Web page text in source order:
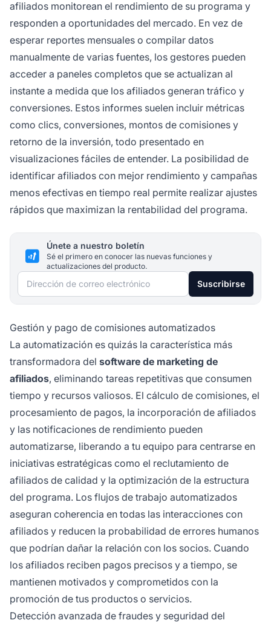
afiliados monitorean el rendimiento de su programa y
responden a oportunidades del mercado. En vez de
esperar reportes mensuales o compilar datos
manualmente de varias fuentes, los gestores pueden
acceder a paneles completos que se actualizan al
instante a medida que los afiliados generan tráfico y
conversiones. Estos informes suelen incluir métricas
como clics, conversiones, montos de comisiones y
retorno de la inversión, todo presentado en
visualizaciones fáciles de entender. La posibilidad de
identificar afiliados con mejor rendimiento y campañas
menos efectivas en tiempo real permite realizar ajustes
rápidos que maximizan la rentabilidad del programa.
Únete a nuestro boletín
Sé el primero en conocer las nuevas funciones y
actualizaciones del producto.
Dirección de correo electrónico Suscribirse
Gestión y pago de comisiones automatizados
La automatización es quizás la característica más
transformadora del software de marketing de
afiliados, eliminando tareas repetitivas que consumen
tiempo y recursos valiosos. El cálculo de comisiones, el
procesamiento de pagos, la incorporación de afiliados
y las notificaciones de rendimiento pueden
automatizarse, liberando a tu equipo para centrarse en
iniciativas estratégicas como el reclutamiento de
afiliados de calidad y la optimización de la estructura
del programa. Los flujos de trabajo automatizados
aseguran coherencia en todas las interacciones con
afiliados y reducen la probabilidad de errores humanos
que podrían dañar la relación con los socios. Cuando
los afiliados reciben pagos precisos y a tiempo, se
mantienen motivados y comprometidos con la
promoción de tus productos o servicios.
Detección avanzada de fraudes y seguridad del